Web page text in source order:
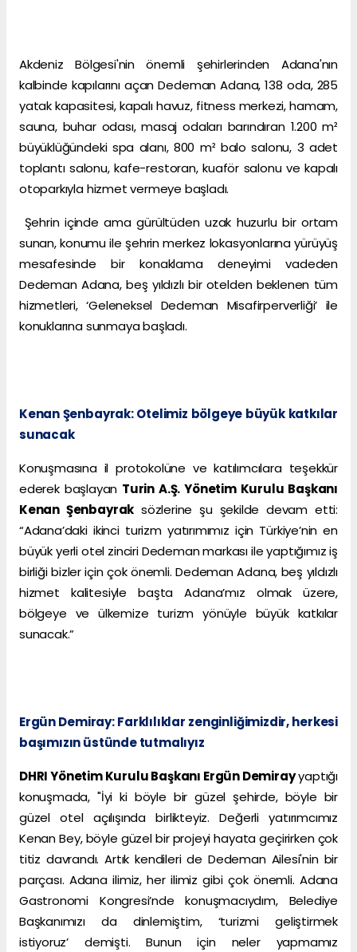
Akdeniz Bölgesi'nin önemli şehirlerinden Adana'nın
kalbinde kapılarını açan Dedeman Adana, 138 oda, 285
yatak kapasitesi, kapalı havuz, fitness merkezi, hamam,
sauna, buhar odası, masaj odaları barındıran 1.200 m²
büyüklüğündeki spa alanı, 800 m² balo salonu, 3 adet
toplantı salonu, kafe-restoran, kuaför salonu ve kapalı
otoparkıyla hizmet vermeye başladı.
Şehrin içinde ama gürültüden uzak huzurlu bir ortam
sunan, konumu ile şehrin merkez lokasyonlarına yürüyüş
mesafesinde bir konaklama deneyimi vadeden
Dedeman Adana, beş yıldızlı bir otelden beklenen tüm
hizmetleri, ‘Geleneksel Dedeman Misafirperverliği’ ile
konuklarına sunmaya başladı.
Kenan Şenbayrak: Otelimiz bölgeye büyük katkılar
sunacak
Konuşmasına il protokolüne ve katılımcılara teşekkür
ederek başlayan Turin A.Ş. Yönetim Kurulu Başkanı
Kenan Şenbayrak sözlerine şu şekilde devam etti:
“Adana’daki ikinci turizm yatırımımız için Türkiye’nin en
büyük yerli otel zinciri Dedeman markası ile yaptığımız iş
birliği bizler için çok önemli. Dedeman Adana, beş yıldızlı
hizmet kalitesiyle başta Adana’mız olmak üzere,
bölgeye ve ülkemize turizm yönüyle büyük katkılar
sunacak.”
Ergün Demiray: Farklılıklar zenginliğimizdir, herkesi
başımızın üstünde tutmalıyız
DHRI Yönetim Kurulu Başkanı Ergün Demirayyaptığı
konuşmada, "İyi ki böyle bir güzel şehirde, böyle bir
güzel otel açılışında birlikteyiz. Değerli yatırımcımız
Kenan Bey, böyle güzel bir projeyi hayata geçirirken çok
titiz davrandı. Artık kendileri de Dedeman Ailesi'nin bir
parçası. Adana ilimiz, her ilimiz gibi çok önemli. Adana
Gastronomi Kongresi’nde konuşmacıydım, Belediye
Başkanımızı da dinlemiştim, ‘turizmi geliştirmek
istiyoruz’ demişti. Bunun için neler yapmamız